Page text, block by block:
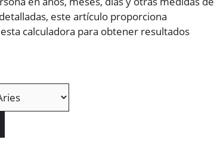
este artículo proporciona
calculadora para obtener resultados